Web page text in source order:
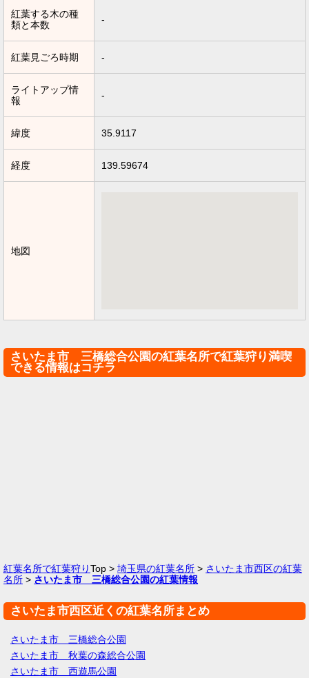
紅葉する木の種
類と本数
-
紅葉見ごろ時期 -
ライトアップ情
報
-
緯度 35.9117
経度 139.59674
地図
さいたま市 三橋総合公園の紅葉名所で紅葉狩り満喫
できる情報はコチラ
紅葉名所で紅葉狩りTop > 埼玉県の紅葉名所 > さいたま市西区の紅葉
名所 > さいたま市 三橋総合公園の紅葉情報
さいたま市西区近くの紅葉名所まとめ
さいたま市 三橋総合公園
さいたま市 秋葉の森総合公園
さいたま市 西遊馬公園